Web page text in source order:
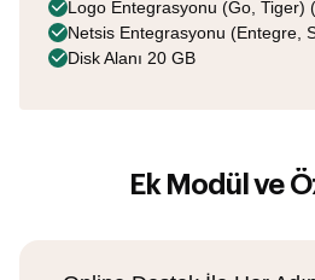
Logo Entegrasyonu (Go, Tiger)
Netsis Entegrasyonu (Entegre,
Disk Alanı 20 GB
Ek Modül ve